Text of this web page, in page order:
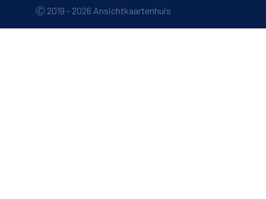
Ⓒ 2019 - 2026 Ansichtkaartenhuis